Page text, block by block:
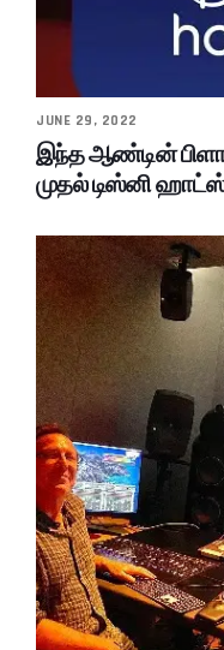
JUNE 29, 2022
இந்த ஆண்டின்
முதல் டிஸ்னி